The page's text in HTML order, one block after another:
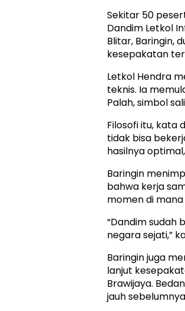
Sekitar 50
Dandim Letkol
Blitar, Baringin,
kesepakatan
Letkol Hendra
teknis. Ia
Palah, simbol
Filosofi itu, kata
tidak bisa
hasilnya
Baringin
bahwa kerja
momen di
“Dandim sudah
negara sejati,”
Baringin juga
lanjut
Brawijaya.
jauh